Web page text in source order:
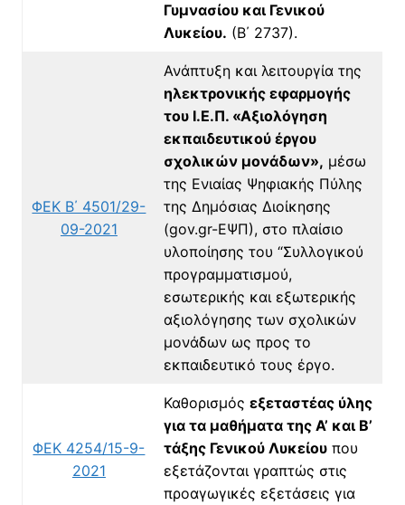
Γυμνασίου και Γενικού
Λυκείου. (Β΄ 2737).
ΦΕΚ Β΄ 4501/29-
09-2021
Ανάπτυξη και λειτουργία της
ηλεκτρονικής εφαρμογής
του Ι.Ε.Π. «Αξιολόγηση
εκπαιδευτικού έργου
σχολικών μονάδων», μέσω
της Ενιαίας Ψηφιακής Πύλης
της Δημόσιας Διοίκησης
(gov.gr-ΕΨΠ), στο πλαίσιο
υλοποίησης του “Συλλογικού
προγραμματισμού,
εσωτερικής και εξωτερικής
αξιολόγησης των σχολικών
μονάδων ως προς το
εκπαιδευτικό τους έργο.
ΦΕΚ 4254/15-9-
2021
Καθορισμός εξεταστέας ύλης
για τα μαθήματα της Α’ και Β’
τάξης Γενικού Λυκείουπου
εξετάζονται γραπτώς στις
προαγωγικές εξετάσεις για